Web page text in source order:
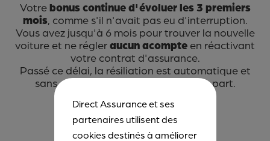
Votrebonus continue d'évoluer les 3 premiers
mois, comme s'il n'avait pas eu d'interruption.
Vous avez jusqu'à 6 mois pour trouver la nouvelle
voiture et ne régleraucun acompte en réactivant
votre contrat d'assurance.
Passé ce délai, la résiliation est automatique et
sans effort supplémentaire de votre part.
09 69 32 09 13*
Direct Assurance et ses
partenaires utilisent des
cookies destinés à améliorer